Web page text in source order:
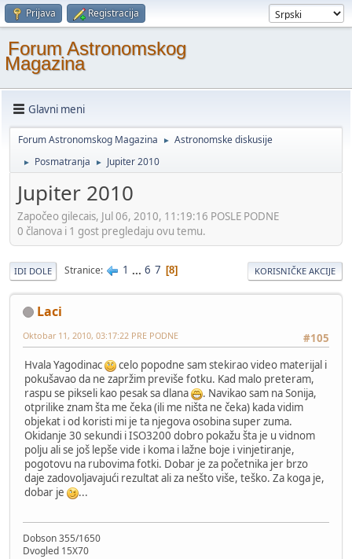
Prijava Registracija
Forum Astronomskog
Magazina
Glavni meni
Forum Astronomskog Magazina ► Astronomske diskusije
► Posmatranja ► Jupiter 2010
Jupiter 2010
Započeo gilecais, Jul 06, 2010, 11:19:16 POSLE PODNE
0 članova i 1 gost pregledaju ovu temu.
IDI DOLE Stranice 1 ... 6 7 8 KORISNIČKE AKCIJE
Laci
#105
Oktobar 11, 2010, 03:17:22 PRE PODNE
Hvala Yagodinac
celo popodne sam stekirao video materijal i
pokušavao da ne zapržim previše fotku. Kad malo preteram,
raspu se pikseli kao pesak sa dlana
. Navikao sam na Sonija,
otprilike znam šta me čeka (ili me ništa ne čeka) kada vidim
objekat i od koristi mi je ta njegova osobina super zuma.
Okidanje 30 sekundi i ISO3200 dobro pokažu šta je u vidnom
polju ali se još lepše vide i koma i lažne boje i vinjetiranje,
pogotovu na rubovima fotki. Dobar je za početnika jer brzo
daje zadovoljavajući rezultat ali za nešto više, teško. Za koga je,
dobar je
...
Dobson 355/1650
Dvogled 15X70